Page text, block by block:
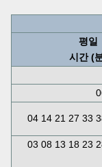
평일
시간 (
04 14 21 27 33
03 08 13 18 23